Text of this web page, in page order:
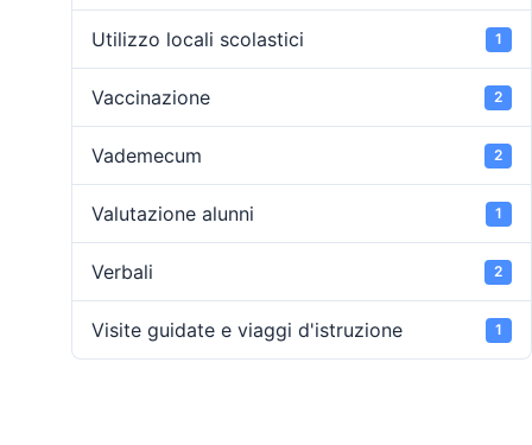
Utilizzo locali scolastici 1
Vaccinazione 2
Vademecum 2
Valutazione alunni 1
Verbali 2
Visite guidate e viaggi d'istruzione 1